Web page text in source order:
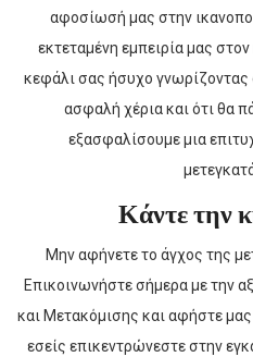
αφοσίωσή μας στην
εκτεταμένη εμπειρία μας
κεφάλι σας ήσυχο γνωρίζοντας
ασφαλή χέρια και ότι θα
εξασφαλίσουμε μια
Κάντε την
Μην αφήνετε το άγχος της
Επικοινωνήστε σήμερα με την
και Μετακόμισης και αφήστε
εσείς επικεντρώνεστε στην